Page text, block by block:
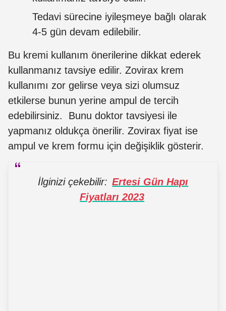
Tedavi sürecine iyileşmeye bağlı olarak
4-5 gün devam edilebilir.
Bu kremi kullanım önerilerine dikkat ederek
kullanmanız tavsiye edilir. Zovirax krem
kullanımı zor gelirse veya sizi olumsuz
etkilerse bunun yerine ampul de tercih
edebilirsiniz. Bunu doktor tavsiyesi ile
yapmanız oldukça önerilir. Zovirax fiyat ise
ampul ve krem formu için değişiklik gösterir.
İlginizi çekebilir: Ertesi Gün Hapı
Fiyatları 2023